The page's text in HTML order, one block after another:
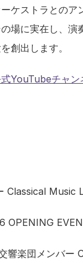
ケストラとのア
場に実在し、演
創出します。
YouTubeチャ
Classical Music
OPENING
響楽団メンバー